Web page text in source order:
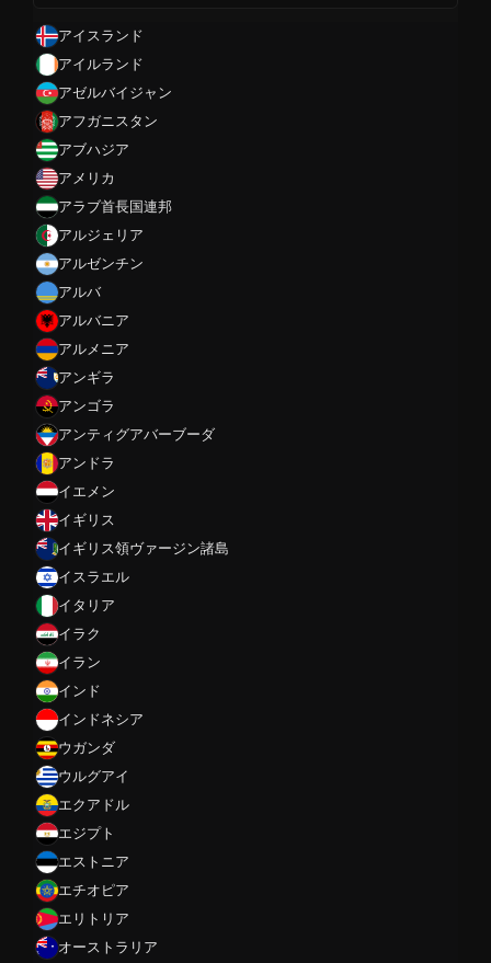
アイスランド
アイルランド
アゼルバイジャン
アフガニスタン
アブハジア
アメリカ
アラブ首長国連邦
アルジェリア
アルゼンチン
アルバ
アルバニア
アルメニア
アンギラ
アンゴラ
アンティグアバーブーダ
アンドラ
イエメン
イギリス
イギリス領ヴァージン諸島
イスラエル
イタリア
イラク
イラン
インド
インドネシア
ウガンダ
ウルグアイ
エクアドル
エジプト
エストニア
エチオピア
エリトリア
オーストラリア